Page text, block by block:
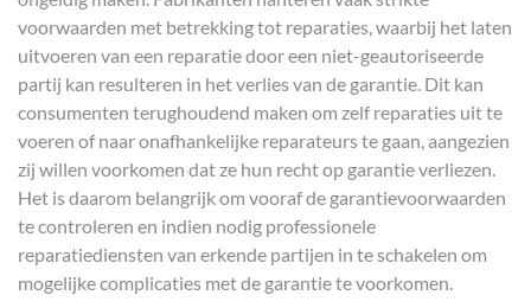
voorwaarden met betrekking tot reparaties, waarbij het laten
uitvoeren van een reparatie door een niet-geautoriseerde
partij kan resulteren in het verlies van de garantie. Dit kan
consumenten terughoudend maken om zelf reparaties uit te
voeren of naar onafhankelijke reparateurs te gaan, aangezien
zij willen voorkomen dat ze hun recht op garantie verliezen.
Het is daarom belangrijk om vooraf de garantievoorwaarden
te controleren en indien nodig professionele
reparatiediensten van erkende partijen in te schakelen om
mogelijke complicaties met de garantie te voorkomen.